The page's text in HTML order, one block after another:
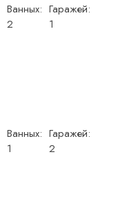
Ванных:
2
Гаражей:
1
Ванных:
1
Гаражей:
2